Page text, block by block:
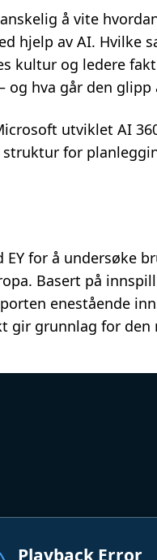
å vite
hjelp av AI. Hvilke
kultur og ledere
hva går den glipp
utviklet AI
for
for å undersøke
Basert på
enestående
gir grunnlag for den